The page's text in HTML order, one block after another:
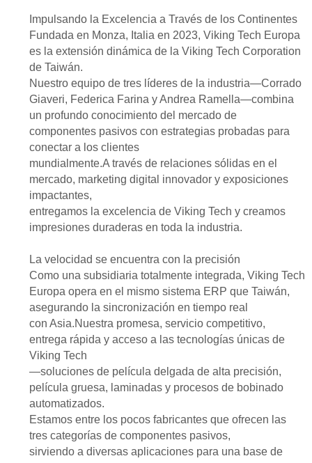
Impulsando la Excelencia a Través de los Continentes
Fundada en Monza, Italia en 2023, Viking Tech Europa
es la extensión dinámica de la Viking Tech Corporation
de Taiwán.
Nuestro equipo de tres líderes de la industria—Corrado
Giaveri, Federica Farina y Andrea Ramella—combina
un profundo conocimiento del mercado de
componentes pasivos con estrategias probadas para
conectar a los clientes
mundialmente.A través de relaciones sólidas en el
mercado, marketing digital innovador y exposiciones
impactantes,
entregamos la excelencia de Viking Tech y creamos
impresiones duraderas en toda la industria.
La velocidad se encuentra con la precisión
Como una subsidiaria totalmente integrada, Viking Tech
Europa opera en el mismo sistema ERP que Taiwán,
asegurando la sincronización en tiempo real
con Asia.Nuestra promesa, servicio competitivo,
entrega rápida y acceso a las tecnologías únicas de
Viking Tech
—soluciones de película delgada de alta precisión,
película gruesa, laminadas y procesos de bobinado
automatizados.
Estamos entre los pocos fabricantes que ofrecen las
tres categorías de componentes pasivos,
sirviendo a diversas aplicaciones para una base de